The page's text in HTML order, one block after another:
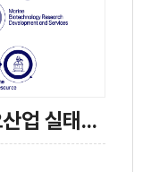
2023년 기준 해양바이오산업 실태조사